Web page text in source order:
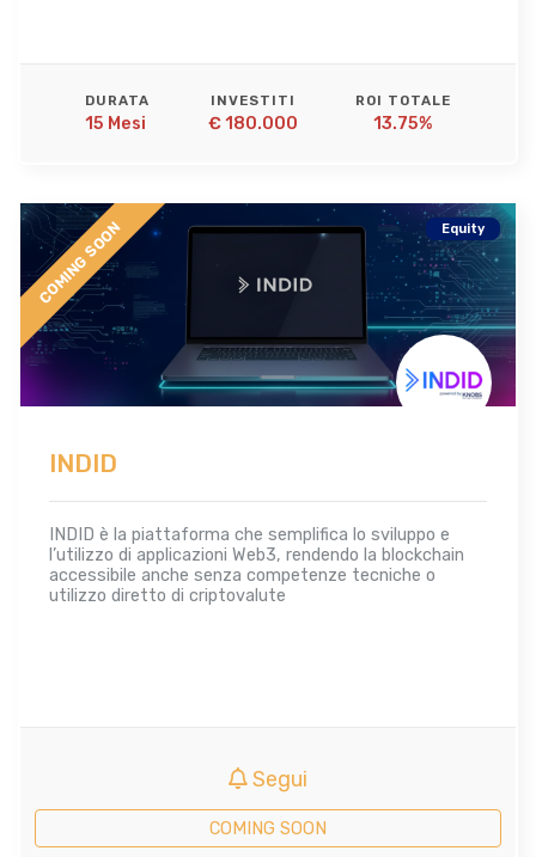
COMING SOON Equity
INDID
INDID è la piattaforma che semplifica lo sviluppo e
l’utilizzo di applicazioni Web3, rendendo la blockchain
accessibile anche senza competenze tecniche o
utilizzo diretto di criptovalute
Segui
COMING SOON
DURATA
15 Mesi
INVESTITI
€ 180.000
ROI TOTALE
13.75%